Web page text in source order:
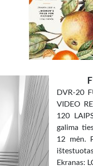
DVR-20
VIDEO
120
galima
12 mėn.
Ekranas: